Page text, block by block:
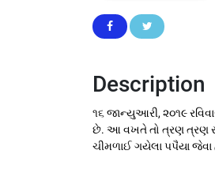
Description
૧૬ જાન્યુઆરી, ૨૦૧૯
છે. આ વખતે તો ત્રણ ત્રણ
ચીમળાઈ ગયેલા પપૈયા